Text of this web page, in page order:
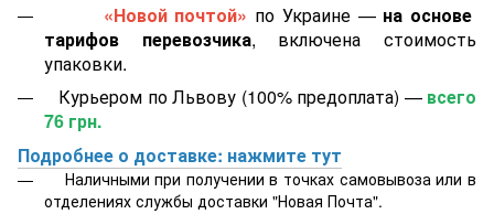
«Новой почтой» по Украине — на основе
тарифов перевозчика, включена стоимость
упаковки.
Курьером по Львову (100% предоплата) — всего
76 грн.
Подробнее о доставке: нажмите тут
Наличными при получении в точках самовывоза или в
отделениях службы доставки "Новая Почта".